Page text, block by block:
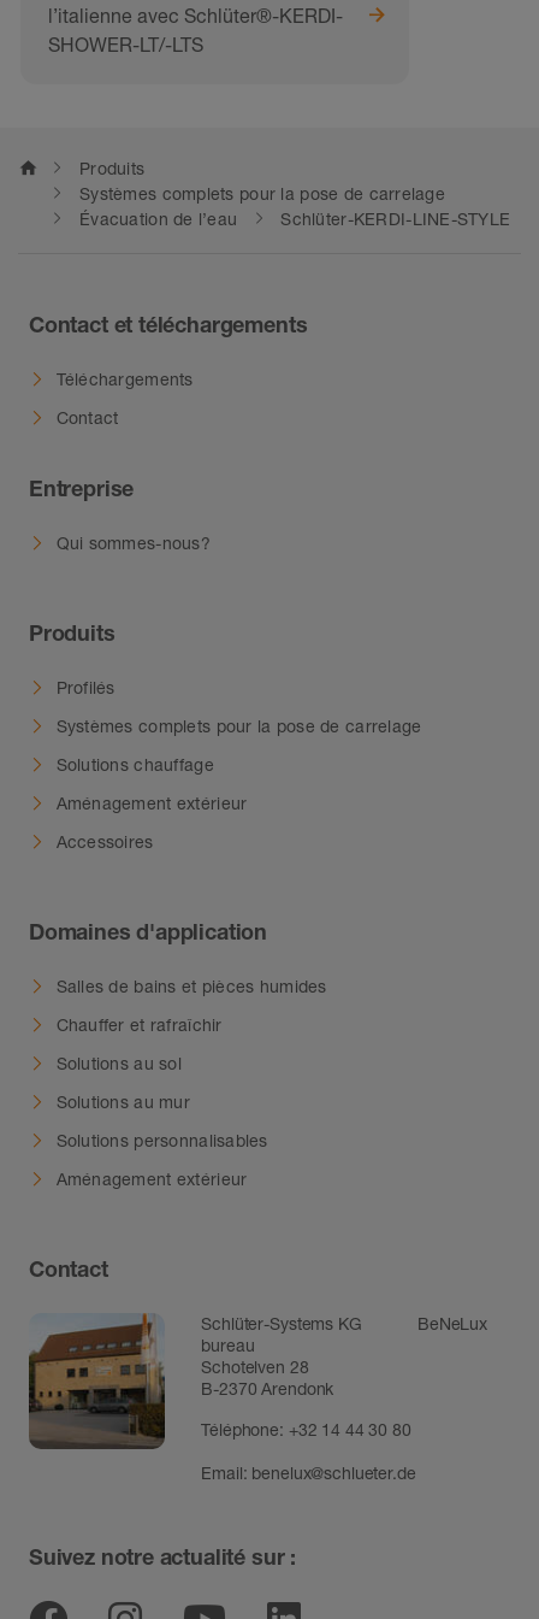
revêtement est résistant aux UV et aux
intempéries et sa couleur est stable. Les
l’italienne avec Schlüter®-KERDI-
SHOWER-LT/-LTS
home
Produits
Systèmes complets pour la pose de carrelage
Évacuation de l’eau
Schlüter-KERDI-LINE-STYLE
Contact et téléchargements
Téléchargements
Contact
Entreprise
Qui sommes-nous?
Produits
Profilés
Systèmes complets pour la pose de carrelage
Solutions chauffage
Aménagement extérieur
Accessoires
Domaines d'application
Salles de bains et pièces humides
Chauffer et rafraîchir
Solutions au sol
Solutions au mur
Solutions personnalisables
Aménagement extérieur
Contact
Schlüter-Systems KG BeNeLux
bureau
Schotelven 28
B-2370 Arendonk
Téléphone: +32 14 44 30 80
Email: benelux@schlueter.de
Suivez notre actualité sur :